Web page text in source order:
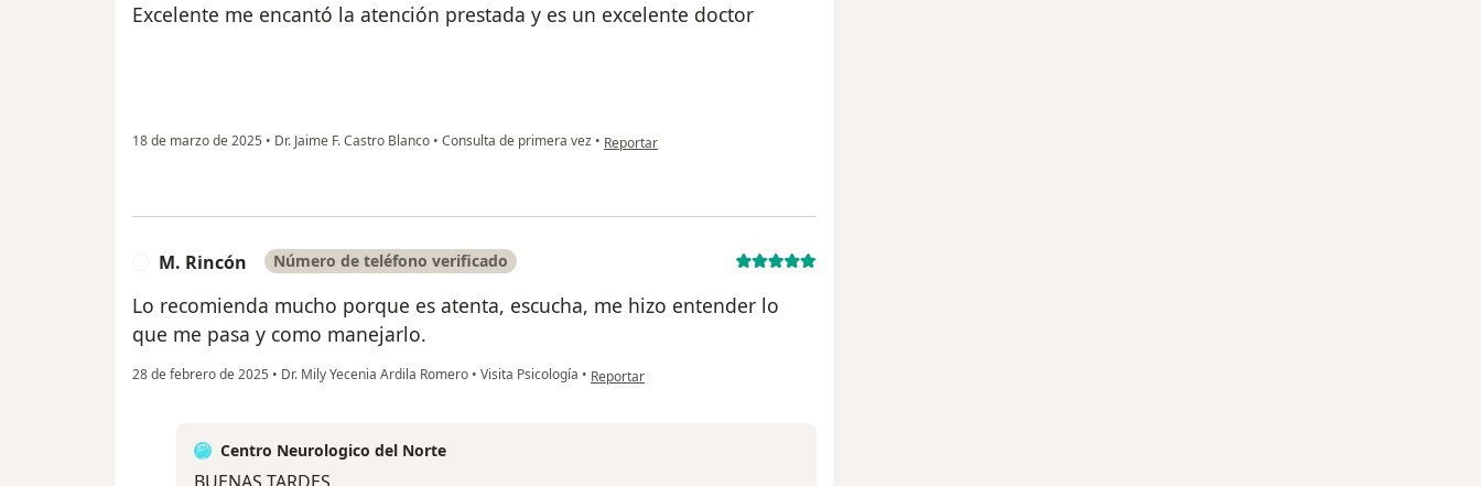
Excelente me encantó la atención prestada y es un excelente doctor
18 de marzo de 2025 • Dr. Jaime F. Castro Blanco • Consulta de primera vez • en opinión del usuario Juana Montenegro
Reportar
M. Rincón Número de teléfono verificado
Lo recomienda mucho porque es atenta, escucha, me hizo entender lo
que me pasa y como manejarlo.
28 de febrero de 2025 • Dr. Mily Yecenia Ardila Romero • Visita Psicología • en opinión del usuario M. Rincón
Reportar
Centro Neurologico del Norte